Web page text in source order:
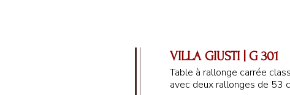
VILLA GIUSTI | G 301
Table à rallonge carrée
avec deux rallonges de 53